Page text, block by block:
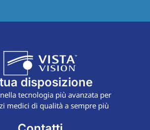
disposizione
tecnologia più avanzata per
medici di qualità a sempre più